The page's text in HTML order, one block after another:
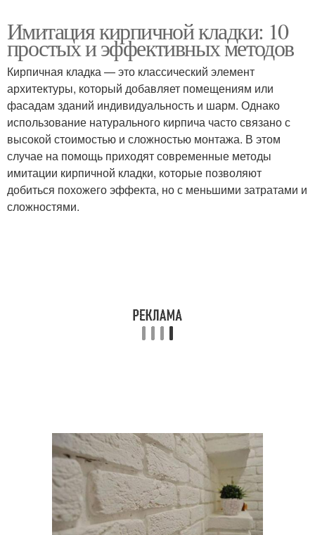
Имитация кирпичной кладки: 10
простых и эффективных методов
Кирпичная кладка — это классический элемент
архитектуры, который добавляет помещениям или
фасадам зданий индивидуальность и шарм. Однако
использование натурального кирпича часто связано с
высокой стоимостью и сложностью монтажа. В этом
случае на помощь приходят современные методы
имитации кирпичной кладки, которые позволяют
добиться похожего эффекта, но с меньшими затратами и
сложностями.